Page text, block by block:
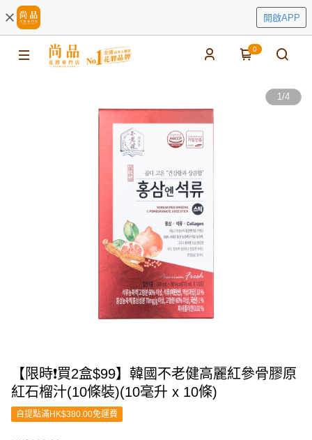
開啟APP
0
1/4
【限時❗買2盒$99】韓國不老健高麗紅參骨膠原
紅石榴汁(10條裝)(10毫升 x 10條)
自提點滿HK$380.00免運費